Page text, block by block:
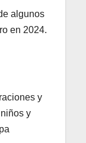
algunos
en 2024.
y
y